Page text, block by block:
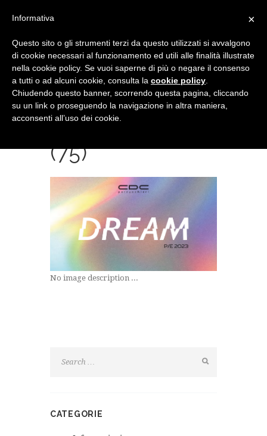
SCREENSHOT
(75)
No image description ...
CATEGORIE
×
Informativa
Questo sito o gli strumenti terzi da questo utilizzati si avvalgono
di cookie necessari al funzionamento ed utili alle finalità illustrate
nella cookie policy. Se vuoi saperne di più o negare il consenso
a tutti o ad alcuni cookie, consulta la cookie policy
Chiudendo questo banner, scorrendo questa pagina, cliccando
su un link o proseguendo la navigazione in altra maniera,
acconsenti all’uso dei cookie.